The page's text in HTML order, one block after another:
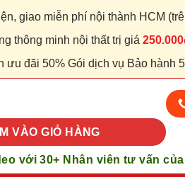
giao miễn phí nội thành HCM
thông minh nội thất trị giá
ưu đãi 50% Gói dịch vụ Bảo hành
GỖ 90 số lượng
VÀO GIỎ HÀNG
với 30+ Nhân viên tư vấn